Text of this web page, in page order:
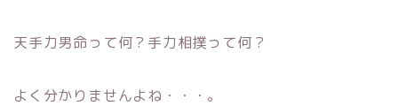
天手力男命って何？手力相撲って何？
よく分かりませんよね・・・。